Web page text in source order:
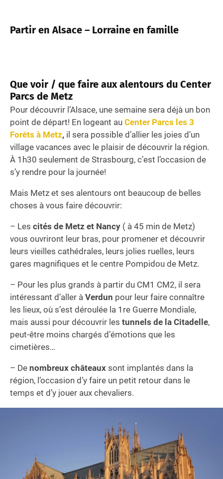
Partir en Alsace – Lorraine en famille
Que voir / que faire aux alentours du Center
Parcs de Metz
Pour découvrir l’Alsace, une semaine sera déjà un bon
point de départ! En logeant au Center Parcs les 3
Forêts à Metz, il sera possible d’allier les joies d’un
village vacances avec le plaisir de découvrir la région.
À 1h30 seulement de Strasbourg, c’est l’occasion de
s’y rendre pour la journée!
Mais Metz et ses alentours ont beaucoup de belles
choses à vous faire découvrir:
– Les cités de Metz et Nancy ( à 45 min de Metz)
vous ouvriront leur bras, pour promener et découvrir
leurs vieilles cathédrales, leurs jolies ruelles, leurs
gares magnifiques et le centre Pompidou de Metz.
– Pour les plus grands à partir du CM1 CM2, il sera
intéressant d’aller à Verdun pour leur faire connaître
les lieux, où s’est déroulée la 1re Guerre Mondiale,
mais aussi pour découvrir les tunnels de la Citadelle,
peut-être moins chargés d’émotions que les
cimetières…
– De nombreux châteaux sont implantés dans la
région, l’occasion d’y faire un petit retour dans le
temps et d’y jouer aux chevaliers.